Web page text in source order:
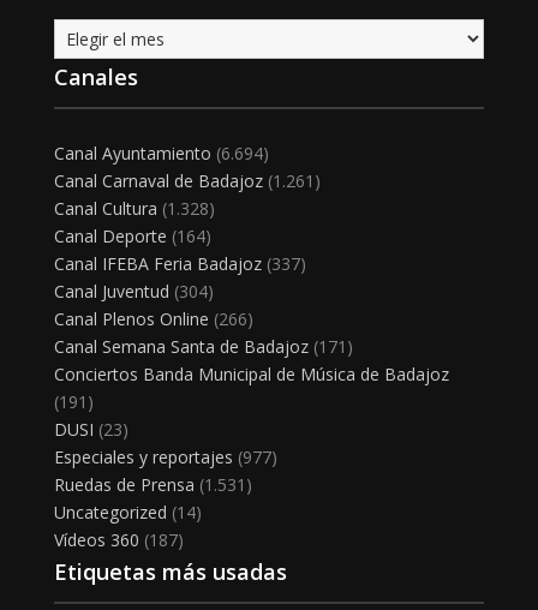
Archivo
Canales
Canal Ayuntamiento (6.694)
Canal Carnaval de Badajoz(1.261)
Canal Cultura (1.328)
Canal Deporte (164)
Canal IFEBA Feria Badajoz(337)
Canal Juventud (304)
Canal Plenos Online (266)
Canal Semana Santa de Badajoz(171)
Conciertos Banda Municipal de Música de Badajoz
(191)
DUSI (23)
Especiales y reportajes (977)
Ruedas de Prensa (1.531)
Uncategorized (14)
Vídeos 360 (187)
Etiquetas más usadas